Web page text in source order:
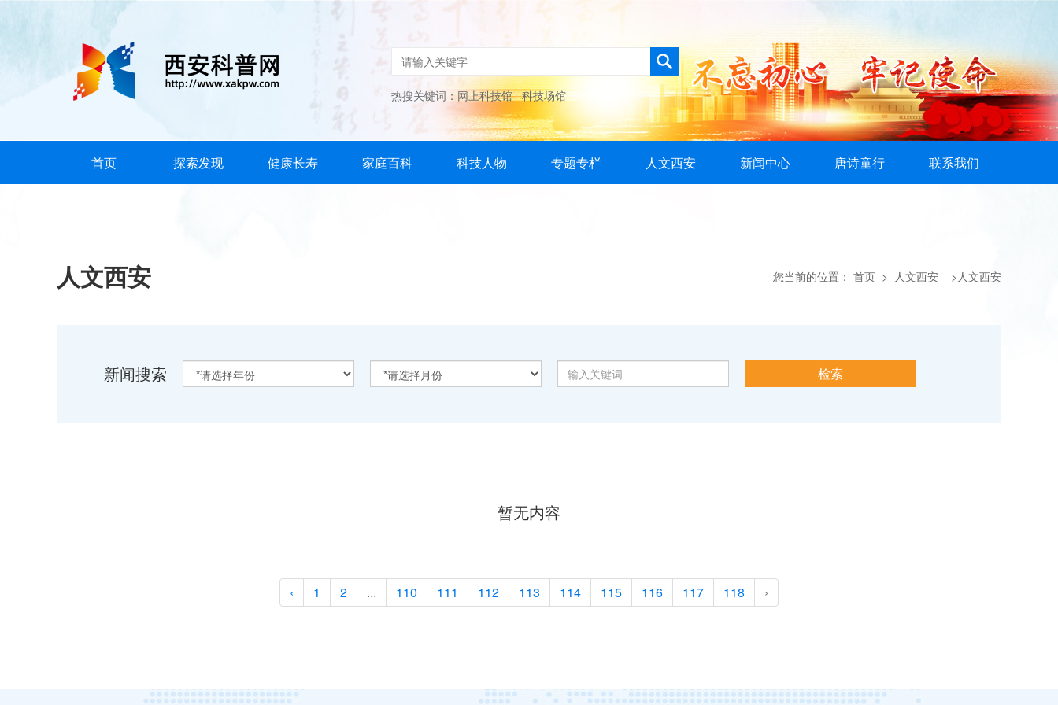
热搜关键词： 网上科技馆 科技场馆
首页 探索发现 健康长寿 家庭百科 科技人物 专题专栏 人文西安 新闻中心 唐诗童行 联系我们
人文西安 您当前的位置： 首页 > 人文西安 >人文西安
新闻搜索
暂无内容
‹ 1 2 ... 110 111 112 113 114 115 116 117 118 ›